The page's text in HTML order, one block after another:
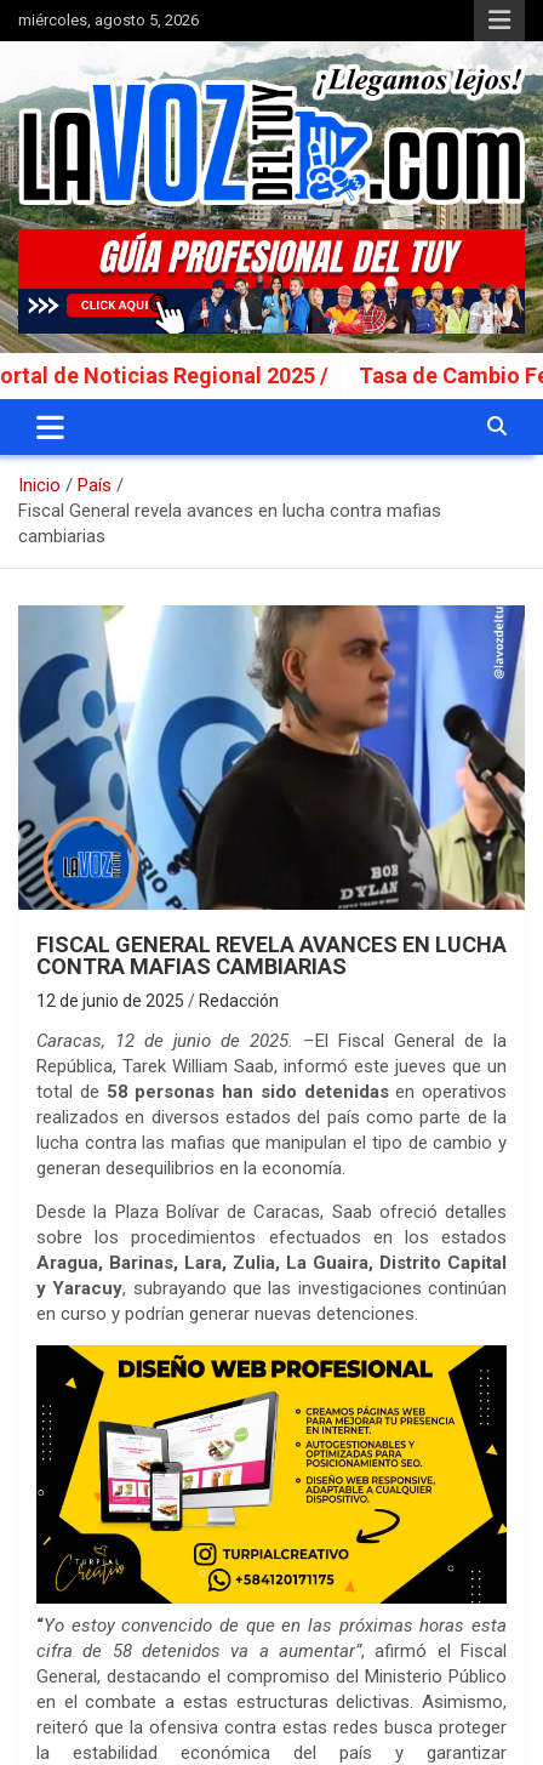
Saltar
al
miércoles, agosto 5, 2026
La Voz del Tuy
Portal de noticias
Noticias Regional 2025 / Tasa de Cambio Fecha
Inicio
País
Fiscal General revela avances en lucha contra mafias
cambiarias
FISCAL GENERAL REVELA AVANCES EN LUCHA
CONTRA MAFIAS CAMBIARIAS
12 de junio de 2025 Redacción
Caracas, 12 de junio de 2025. –El Fiscal General de la
República, Tarek William Saab, informó este jueves que un
total de 58 personas han sido detenidasen operativos
realizados en diversos estados del país como parte de la
lucha contra las mafias que manipulan el tipo de cambio y
generan desequilibrios en la economía.
Desde la Plaza Bolívar de Caracas, Saab ofreció detalles
sobre los procedimientos efectuados en los estados
Aragua, Barinas, Lara, Zulia, La Guaira, Distrito Capital
y Yaracuy, subrayando que las investigaciones continúan
en curso y podrían generar nuevas detenciones.
“Yo estoy convencido de que en las próximas horas esta
cifra de 58 detenidos va a aumentar”, afirmó el Fiscal
General, destacando el compromiso del Ministerio Público
en el combate a estas estructuras delictivas. Asimismo,
reiteró que la ofensiva contra estas redes busca proteger
la estabilidad económica del país y garantizar